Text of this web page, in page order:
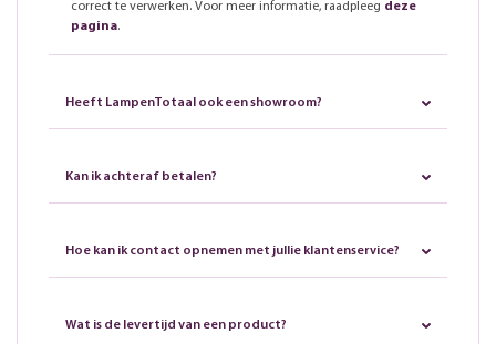
correct te verwerken. Voor meer informatie, raadpleeg deze
pagina.
Heeft LampenTotaal ook een showroom?
Kan ik achteraf betalen?
Hoe kan ik contact opnemen met jullie klantenservice?
Wat is de levertijd van een product?